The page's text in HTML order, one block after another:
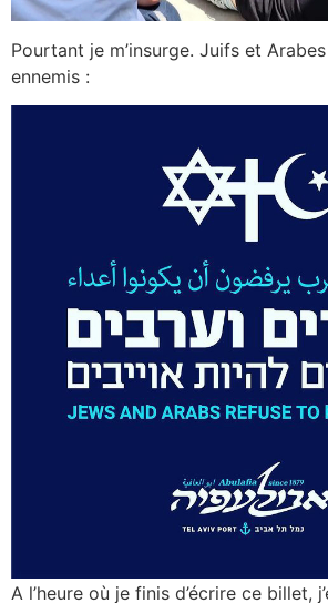
Pourtant je m’insurge. Juifs et
ennemis :
A l’heure où je finis d’écrire ce billet,